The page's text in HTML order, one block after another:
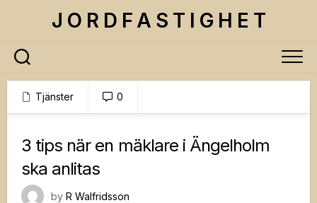
J O R D F A S T I G H E T
Tjänster 0
3 tips när en mäklare i Ängelholm
ska anlitas
by R Walfridsson